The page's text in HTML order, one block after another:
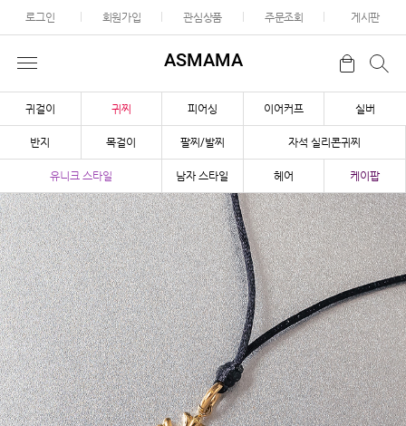
로그인 회원가입 관심상품 주문조회 게시판
ASMAMA
귀걸이 귀찌 피어싱 이어커프 실버
반지 목걸이 팔찌/발찌 자석 실리콘귀찌
유니크 스타일 남자 스타일 헤어 케이팝